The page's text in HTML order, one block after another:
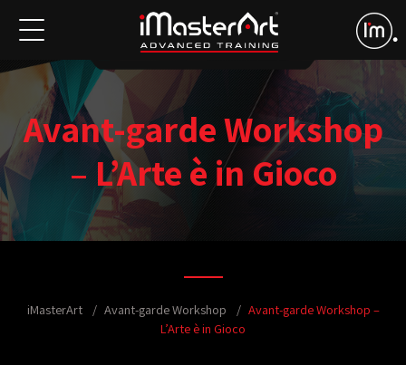
Avant-garde Workshop
– L’Arte è in Gioco
iMasterArt Avant-garde Workshop
Avant-garde Workshop –
L’Arte è in Gioco